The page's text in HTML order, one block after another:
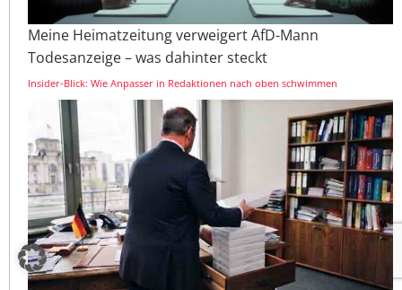
Meine Heimatzeitung verweigert AfD-Mann
Todesanzeige – was dahinter steckt
Insider-Blick: Wie Anpasser in Redaktionen nach oben schwimmen